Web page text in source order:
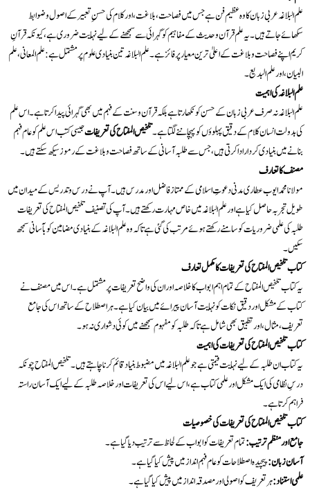
علم البلاغہ عربی زبان کا وہ عظیم فن ہے جس میں فصاحت، بلاغت، اور کلام کی حسنِ تعبیر کے اصول و ضوابط
سکھائے جاتے ہیں۔ یہ علم قرآن و حدیث کے مفاہیم کو گہرائی سے سمجھنے کے لیے نہایت ضروری ہے، کیونکہ قرآنِ
کریم اپنے فصاحت و بلاغت کے اعلیٰ ترین معیار پر فائز ہے۔ علم البلاغہ تین بنیادی علوم پر مشتمل ہے: علم المعانی، علم
البیان، اور علم البدیع۔
علم البلاغہ کی اہمیت
علم البلاغہ نہ صرف عربی زبان کے حسن کو نکھارتا ہے بلکہ قرآن و سنت کے فہم میں بھی گہرائی پیدا کرتا ہے۔ اس علم
کی بدولت انسان کلام کے دقیق پہلوؤں کو پہچاننے لگتا ہے۔تلخیص المفتاح کی تعریفاتجیسی کتب اس علم کو عام فہم
بنانے میں بنیادی کردار ادا کرتی ہیں، جس سے طلبہ آسانی کے ساتھ فصاحت و بلاغت کے رموز سیکھ سکتے ہیں۔
مصنف کا تعارف
مولانا محمد ایوب عطاری مدنی دعوتِ اسلامی کے ممتاز فاضل اور مدرس ہیں۔ آپ نے درس و تدریس کے میدان میں
طویل تجربہ حاصل کیا ہے اور علم البلاغہ میں خاص مہارت رکھتے ہیں۔ آپ کی تصنیف تلخیص المفتاح کی تعریفات
طلبہ کی علمی ضروریات کو سامنے رکھتے ہوئے مرتب کی گئی ہے تاکہ وہ علم البلاغہ کے بنیادی مضامین کو بآسانی سمجھ
سکیں۔
کتاب تلخیص المفتاح کی تعریفات کا مکمل تعارف
یہ کتاب تلخیص المفتاح کے تمام اہم ابواب کا خلاصہ اور ان کی واضح تعریفات پر مشتمل ہے۔ اس میں مصنف نے
کتاب کے مشکل اور دقیق نکات کو نہایت آسان پیرائے میں بیان کیا ہے۔ ہر اصطلاح کے ساتھ اس کی جامع
تعریف، مثال، اور تطبیق بھی شامل ہے تاکہ طلبہ کو مفہوم سمجھنے میں کوئی دشواری نہ ہو۔
کتاب تلخیص المفتاح کی تعریفات کی اہمیت
یہ کتاب ان طلبہ کے لیے نہایت قیمتی ہے جو علم البلاغہ میں مضبوط بنیاد قائم کرنا چاہتے ہیں۔ تلخیص المفتاح چونکہ
درسِ نظامی کی ایک مشکل اور علمی کتاب ہے، اس لیے اس کی تعریفات اور خلاصہ طلبہ کے لیے ایک آسان راستہ
فراہم کرتا ہے۔
کتاب تلخیص المفتاح کی تعریفات کی خصوصیات
جامع اور منظم ترتیب:تمام تعریفات کو ابواب کے لحاظ سے ترتیب دیا گیا ہے۔
آسان زبان:پیچیدہ اصطلاحات کو عام فہم انداز میں پیش کیا گیا ہے۔
علمی استناد:ہر تعریف کو اصولی اور مصدقہ انداز میں پیش کیا گیا ہے۔